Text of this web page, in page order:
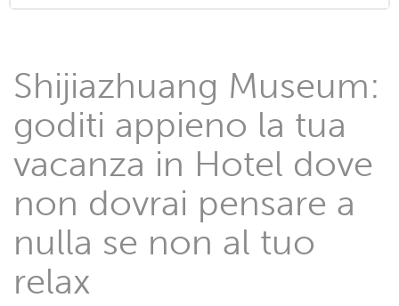
Shijiazhuang Museum:
goditi appieno la tua
vacanza in Hotel dove
non dovrai pensare a
nulla se non al tuo
relax